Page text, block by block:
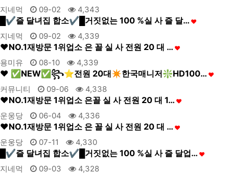
지네먹 09-02 4,343
█✔즐 달녀집 합소✔█거짓없는 100 %실 사 즐 달…
지네먹 09-02 4,339
❤NO.1재방문 1위업소 은 꼴 실 사 전원 20 대 …
용미유 08-10 4,339
❤️ ✅NEW✅꧂⭐전원 20대✴️한국매니저❇️HD100…
커뮤니티 09-06 4,338
❤NO.1재방문 1위업소 은꼴 실 사 전원 20 대 1…
운웅당 06-04 4,336
❤NO.1재방문 1위업소 은 꼴 실 사 전원 20 대 …
운웅당 07-11 4,330
█✔즐 달녀집 합소✔█거짓없는 100 %실 사 즐 달업…
지네먹 09-03 4,328